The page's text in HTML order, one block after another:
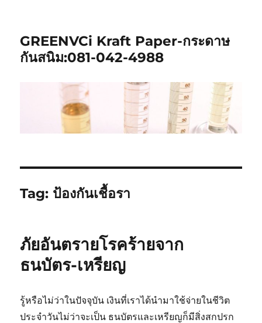
GREENVCi Kraft Paper-กระดาษ
กันสนิม:081-042-4988
Tag: ป้องกันเชื้อรา
ภัยอันตรายโรคร้ายจาก
ธนบัตร-เหรียญ
รู้หรือไม่ว่าในปัจจุบัน เงินที่เราได้นำมาใช้จ่ายในชีวิต
ประจำวันไม่ว่าจะเป็น ธนบัตรและเหรียญก็มีสิ่งสกปรก